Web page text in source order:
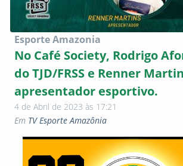
Esporte Amazonia
No Café Society, Rodrigo
do TJD/FRSS e Renner
apresentador esportivo.
4 de Abril de 2023 às 17:21
Em TV Esporte Amazônia